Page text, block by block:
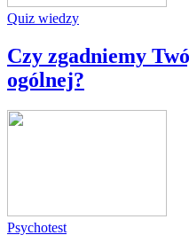
Quiz wiedzy
Czy zgadniemy
ogólnej?
Psychotest